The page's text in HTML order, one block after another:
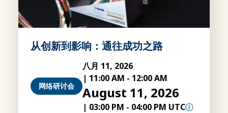
从创新到影响：通往成功之路
网络研讨会
八月 11, 2026
| 11:00 AM - 12:00 AM
August 11, 2026
| 03:00 PM - 04:00 PM UTC